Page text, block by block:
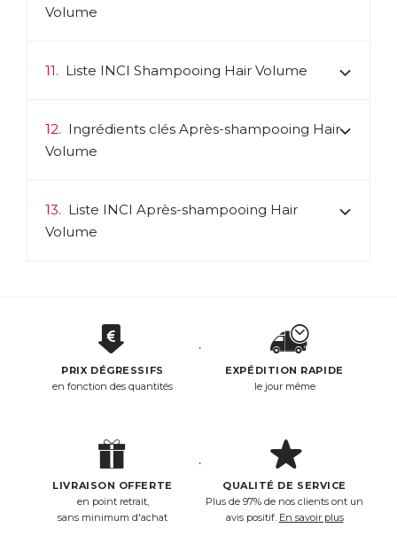
Volume
11. Liste INCI Shampooing Hair Volume
12. Ingrédients clés Après-shampooing Hair
Volume
13. Liste INCI Après-shampooing Hair
Volume
PRIX DÉGRESSIFS
en fonction des quantités
EXPÉDITION RAPIDE
le jour même
LIVRAISON OFFERTE
en point retrait,
sans minimum d'achat
QUALITÉ DE SERVICE
Plus de 97% de nos clients ont un
avis positif. En savoir plus